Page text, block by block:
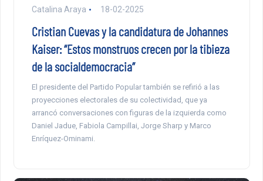
Catalina Araya 18-02-2025
Cristian Cuevas y la candidatura de Johannes
Kaiser: “Estos monstruos crecen por la tibieza
de la socialdemocracia”
El presidente del Partido Popular también se refirió a las
proyecciones electorales de su colectividad, que ya
arrancó conversaciones con figuras de la izquierda como
Daniel Jadue, Fabiola Campillai, Jorge Sharp y Marco
Enríquez-Ominami.